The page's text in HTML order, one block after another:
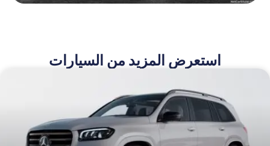
استعرض المزيد من السيارات